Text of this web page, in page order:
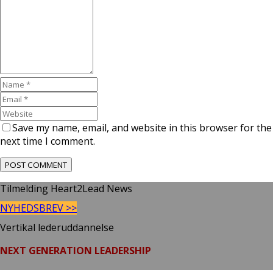
Save my name, email, and website in this browser for the
next time I comment.
Tilmelding Heart2Lead News
NYHEDSBREV >>
Vertikal lederuddannelse
NEXT GENERATION LEADERSHIP